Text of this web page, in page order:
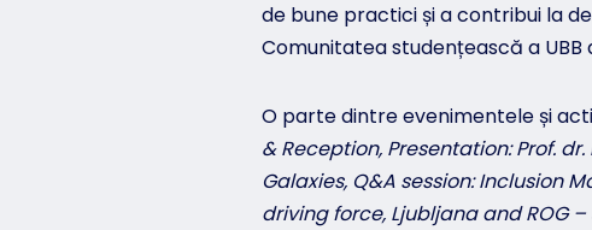
de bune practici și a contribui la
Comunitatea studențească a UBB
O parte dintre evenimentele și
& Reception, Presentation: Prof.
Galaxies, Q&A session: Inclusion
driving force, Ljubljana and ROG